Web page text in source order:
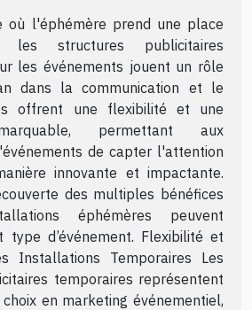
où l'éphémère prend une place
les structures publicitaires
les événements jouent un rôle
dans la communication et le
offrent une flexibilité et une
permettant aux
de capter l'attention
innovante et impactante.
des multiples bénéfices
éphémères peuvent
d’événement. Flexibilité et
Installations Temporaires Les
temporaires représentent
en marketing événementiel,